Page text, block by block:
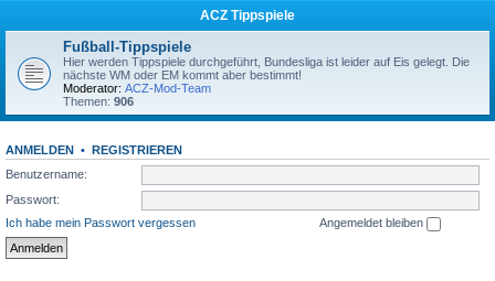
ACZ Tippspiele
Fußball-Tippspiele
Hier werden Tippspiele durchgeführt, Bundesliga ist leider auf Eis gelegt. Die
nächste WM oder EM kommt aber bestimmt!
Moderator: ACZ-Mod-Team
Themen: 906
ANMELDEN • REGISTRIEREN
Benutzername:
Passwort:
Ich habe mein Passwort vergessen
Angemeldet bleiben